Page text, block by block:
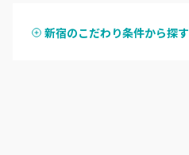
ハンドスカルプ
新宿のこだわり条件から探す